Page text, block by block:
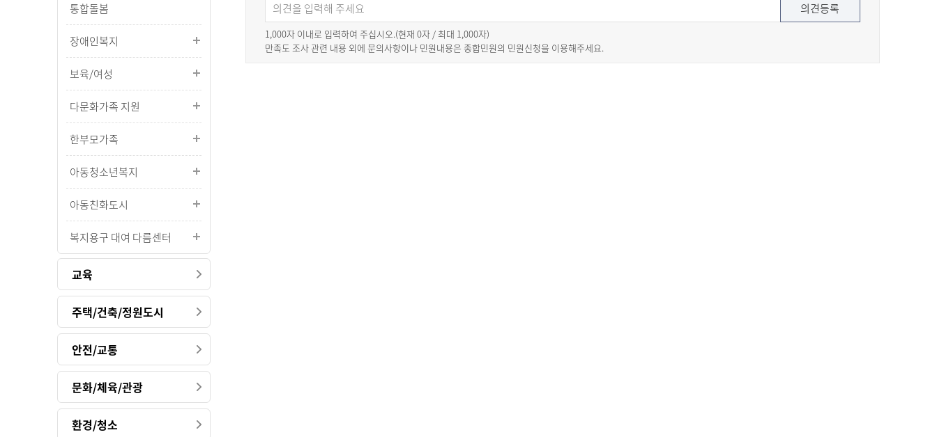
통합돌봄
장애인복지
보육/여성
다문화가족 지원
한부모가족
아동청소년복지
아동친화도시
복지용구 대여 다름센터
교육
주택/건축/정원도시
안전/교통
문화/체육/관광
환경/청소
1,000자 이내로 입력하여 주십시오.(현재0자 / 최대 1,000자)
만족도 조사 관련 내용 외에 문의사항이나 민원내용은 종합민원의 민원신청을 이용해주세요.